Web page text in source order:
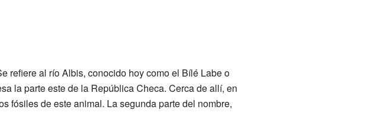
refiere al río Albis, conocido hoy como el Bílé Labe o
la parte este de la República Checa. Cerca de allí, en
fósiles de este animal. La segunda parte del nombre,